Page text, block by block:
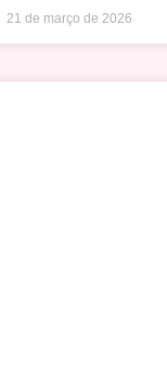
21 de março de 2026